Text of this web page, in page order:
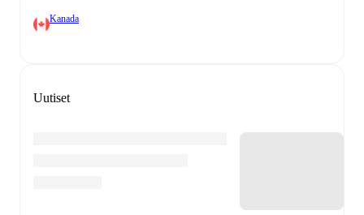
Kanada
Uutiset